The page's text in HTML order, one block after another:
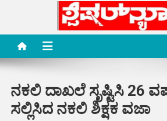
content
Special News
Special News Media
ನಕಲಿ ದಾಖಲೆ ಸೃಷ್ಟಿಸಿ 26
ಸಲ್ಲಿಸಿದ ನಕಲಿ ಶಿಕ್ಷಕ ವಜಾ